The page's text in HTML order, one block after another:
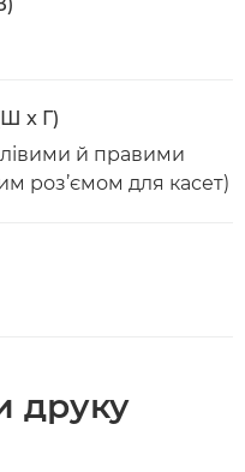
x Г)
й правими
роз’ємом для касет)
друку